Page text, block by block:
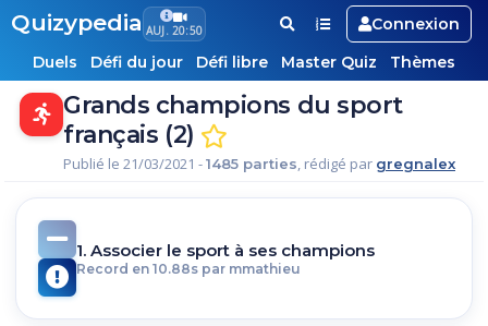
Quizypedia AUJ. 20:50
Connexion
Duels
Défi du jour Défi libre Master Quiz Thèmes
Grands champions du sport
français (2)
Publié le 21/03/2021 -1485 parties, rédigé par gregnalex
1. Associer le sport à ses champions
Record en 10.88s par mmathieu